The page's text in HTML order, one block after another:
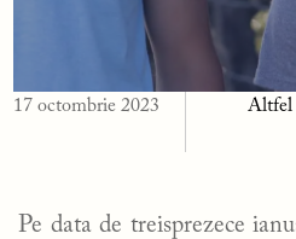
17 octombrie 2023 Altfel
Pe data de treisprezece